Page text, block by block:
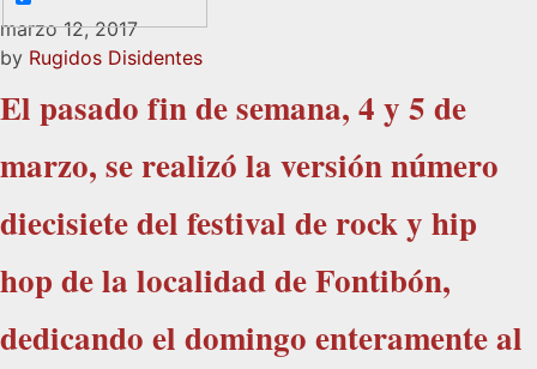
marzo 12, 2017
by Rugidos Disidentes
El pasado fin de semana, 4 y 5 de
marzo, se realizó la versión número
diecisiete del festival de rock y hip
hop de la localidad de Fontibón,
dedicando el domingo enteramente al